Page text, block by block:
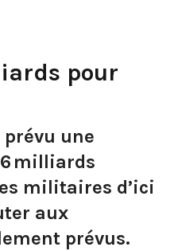
pour
une
milliards
militaires d’ici
aux
prévus.